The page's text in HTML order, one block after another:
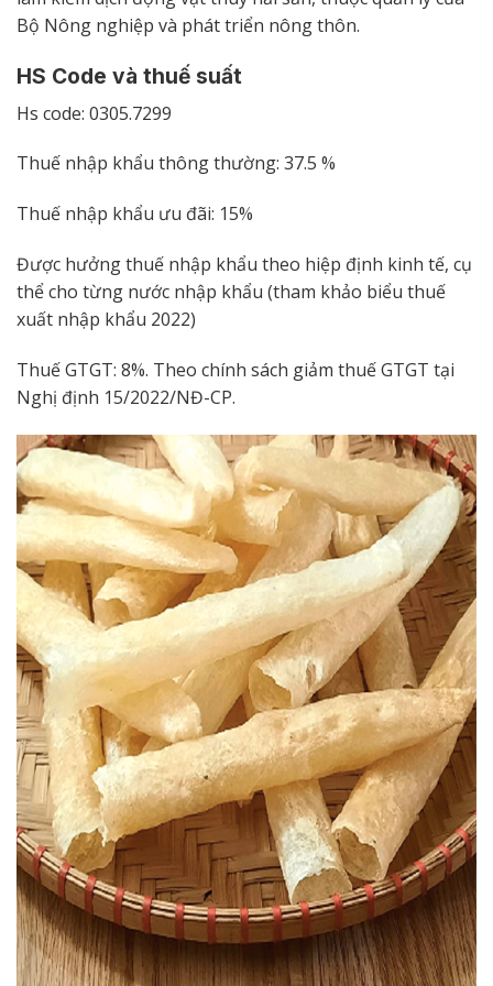
Bộ Nông nghiệp và phát triển nông thôn.
HS Code và thuế suất
Hs code: 0305.7299
Thuế nhập khẩu thông thường: 37.5 %
Thuế nhập khẩu ưu đãi: 15%
Được hưởng thuế nhập khẩu theo hiệp định kinh tế, cụ
thể cho từng nước nhập khẩu (tham khảo biểu thuế
xuất nhập khẩu 2022)
Thuế GTGT: 8%. Theo chính sách giảm thuế GTGT tại
Nghị định 15/2022/NĐ-CP.